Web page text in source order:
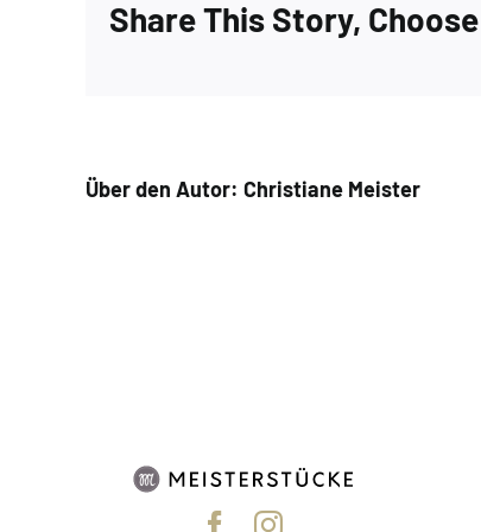
Share This Story,
Über den Autor: Christiane Meister